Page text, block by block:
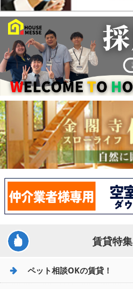
賃貸特集
ペット相談OKの賃貸！